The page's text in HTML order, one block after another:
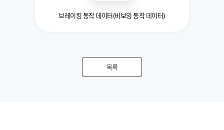
브레이킹 동작 데이터(비보잉 동작 데이터)
목록